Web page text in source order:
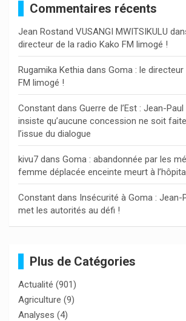
c
h
e
r
Commentaires récents
Jean Rostand VUSANGI MWITSIKULU
directeur de la radio Kako FM limogé !
Rugamika Kethia dans Goma : le
FM limogé !
Constant dans Guerre de l’Est : Jean-
insiste qu’aucune concession ne soit
l’issue du dialogue
kivu7 dans Goma : abandonnée par les
femme déplacée enceinte meurt à
Constant dans Insécurité à Goma : Jean-
met les autorités au défi !
Plus de Catégories
Actualité (901)
Agriculture (9)
Analyses (4)